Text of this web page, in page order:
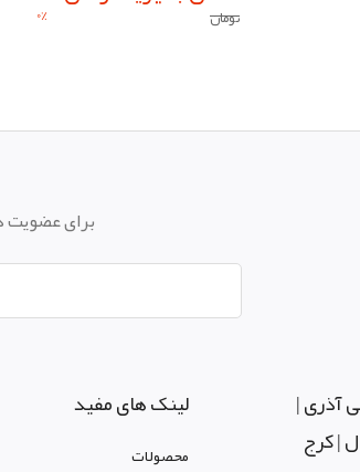
تومان 0%
برای عضویت
آذری |
| کرج
لینک های مفید
محصولات